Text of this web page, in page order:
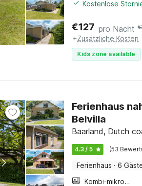
Kostenlose
€127 pro Nacht €
+Zusätzliche Kosten
Kids zone available
Ferienhaus
Belvilla
Baarland, Dutch
4.3 / 5 (53
Ferienhaus · 6
Kombi-mikrowelle